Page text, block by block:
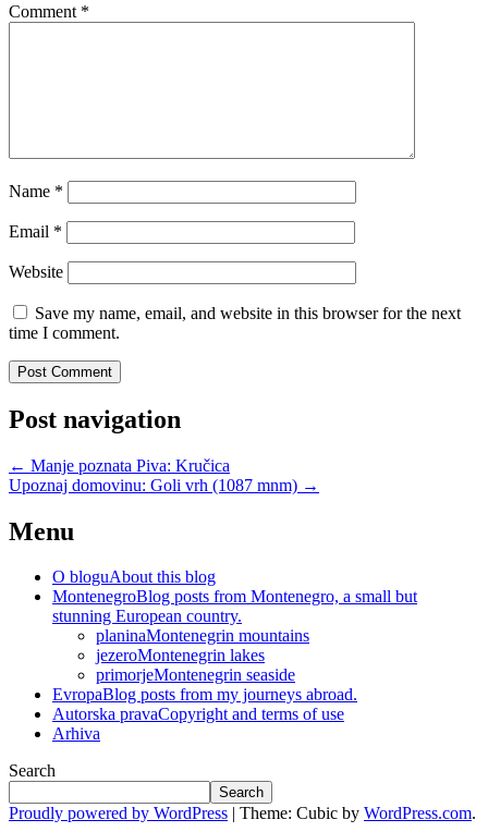
Comment *
Name *
Email *
Website
Save my name, email, and website in this browser for the next
time I comment.
Post navigation
← Manje poznata Piva: Kručica
Upoznaj domovinu: Goli vrh (1087 mnm) →
Menu
O bloguAbout this blog
MontenegroBlog posts from Montenegro, a small but
stunning European country.
planinaMontenegrin mountains
jezeroMontenegrin lakes
primorjeMontenegrin seaside
EvropaBlog posts from my journeys abroad.
Autorska pravaCopyright and terms of use
Arhiva
Search
Search
Proudly powered by WordPress Theme: Cubic by WordPress.com.